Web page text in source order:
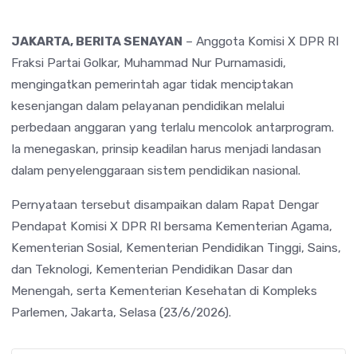
JAKARTA, BERITA SENAYAN – Anggota Komisi X DPR RI
Fraksi Partai Golkar, Muhammad Nur Purnamasidi,
mengingatkan pemerintah agar tidak menciptakan
kesenjangan dalam pelayanan pendidikan melalui
perbedaan anggaran yang terlalu mencolok antarprogram.
Ia menegaskan, prinsip keadilan harus menjadi landasan
dalam penyelenggaraan sistem pendidikan nasional.
Pernyataan tersebut disampaikan dalam Rapat Dengar
Pendapat Komisi X DPR RI bersama Kementerian Agama,
Kementerian Sosial, Kementerian Pendidikan Tinggi, Sains,
dan Teknologi, Kementerian Pendidikan Dasar dan
Menengah, serta Kementerian Kesehatan di Kompleks
Parlemen, Jakarta, Selasa (23/6/2026).